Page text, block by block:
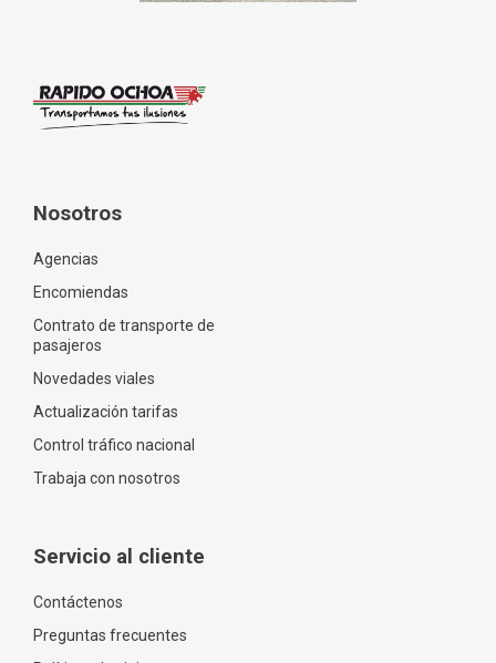
Nosotros
Agencias
Encomiendas
Contrato de transporte de
pasajeros
Novedades viales
Actualización tarifas
Control tráfico nacional
Trabaja con nosotros
Servicio al cliente
Contáctenos
Preguntas frecuentes